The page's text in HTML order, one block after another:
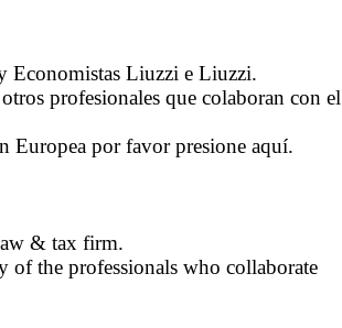
Economistas Liuzzi e Liuzzi.
profesionales que colaboran con el
Europea por favor presione aquí.
& tax firm.
of the professionals who collaborate